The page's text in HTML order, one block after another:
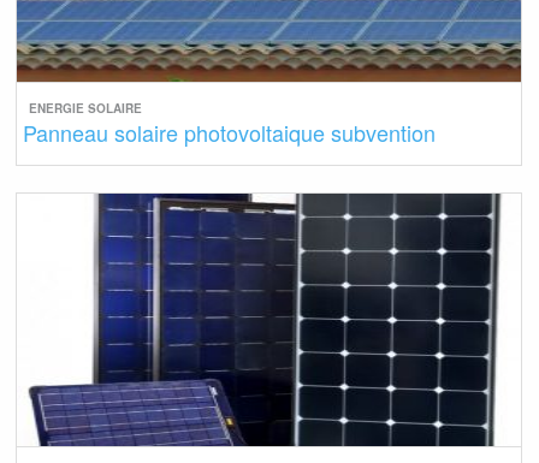
ENERGIE SOLAIRE
Panneau solaire photovoltaique subvention